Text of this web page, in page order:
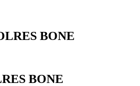
BONE
BONE